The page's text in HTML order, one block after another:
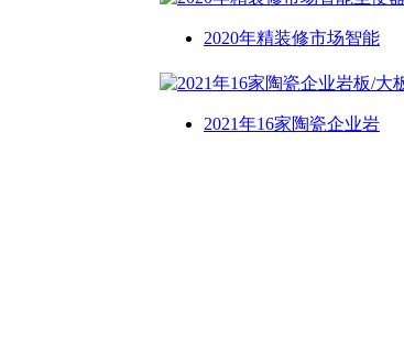
2020年精装修市场智能
2021年16家陶瓷企业岩